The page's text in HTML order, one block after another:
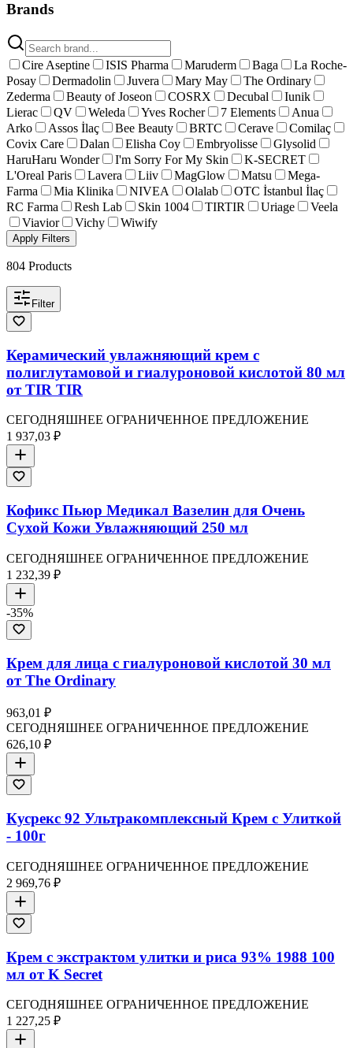
Brands
Cire Aseptine ISIS Pharma Maruderm Baga
La Roche-
Posay
Dermadolin Juvera Mary May
The Ordinary
Zederma
Beauty of Joseon COSRX Decubal
Iunik
Lierac
QV Weleda Yves Rocher 7 Elements
Anua
Arko
Assos İlaç Bee Beauty BRTC Cerave
Comilaç
Covix Care
Dalan Elisha Coy Embryolisse
Glysolid
HaruHaru Wonder
I'm Sorry For My Skin
K-SECRET
L'Oreal Paris
Lavera Liiv MagGlow Matsu
Mega-
Farma
Mia Klinika NIVEA Olalab
OTC İstanbul İlaç
RC Farma
Resh Lab Skin 1004 TIRTIR Uriage
Veela
Viavior
Vichy Wiwify
Apply Filters
804 Products
Filter
Керамический увлажняющий крем с
полиглутамовой и гиалуроновой кислотой 80 мл
от TIR TIR
СЕГОДНЯШНЕЕ ОГРАНИЧЕННОЕ ПРЕДЛОЖЕНИЕ
1 937,03 ₽
Кофикс Пьюр Медикал Вазелин для Очень
Сухой Кожи Увлажняющий 250 мл
СЕГОДНЯШНЕЕ ОГРАНИЧЕННОЕ ПРЕДЛОЖЕНИЕ
1 232,39 ₽
-35%
Крем для лица с гиалуроновой кислотой 30 мл
от The Ordinary
963,01 ₽
СЕГОДНЯШНЕЕ ОГРАНИЧЕННОЕ ПРЕДЛОЖЕНИЕ
626,10 ₽
Кусрекс 92 Ультракомплексный Крем с Улиткой
- 100г
СЕГОДНЯШНЕЕ ОГРАНИЧЕННОЕ ПРЕДЛОЖЕНИЕ
2 969,76 ₽
Крем с экстрактом улитки и риса 93% 1988 100
мл от K Secret
СЕГОДНЯШНЕЕ ОГРАНИЧЕННОЕ ПРЕДЛОЖЕНИЕ
1 227,25 ₽